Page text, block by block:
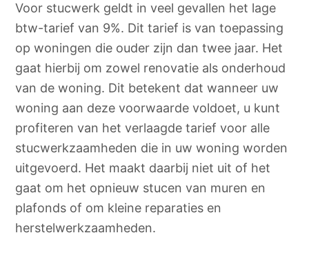
Voor stucwerk geldt in veel gevallen het lage
btw-tarief van 9%. Dit tarief is van toepassing
op woningen die ouder zijn dan twee jaar. Het
gaat hierbij om zowel renovatie als onderhoud
van de woning. Dit betekent dat wanneer uw
woning aan deze voorwaarde voldoet, u kunt
profiteren van het verlaagde tarief voor alle
stucwerkzaamheden die in uw woning worden
uitgevoerd. Het maakt daarbij niet uit of het
gaat om het opnieuw stucen van muren en
plafonds of om kleine reparaties en
herstelwerkzaamheden.